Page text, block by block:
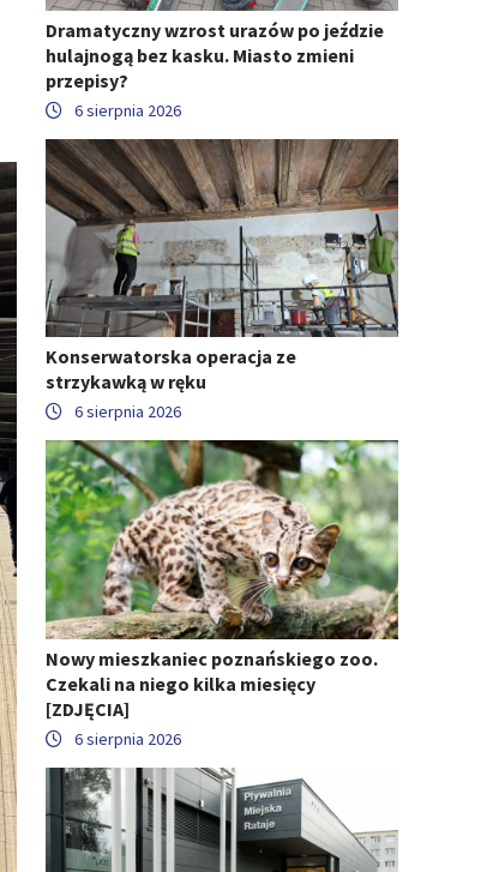
Dramatyczny wzrost urazów po jeździe
hulajnogą bez kasku. Miasto zmieni
przepisy?
6 sierpnia 2026
Konserwatorska operacja ze
strzykawką w ręku
6 sierpnia 2026
Nowy mieszkaniec poznańskiego zoo.
Czekali na niego kilka miesięcy
[ZDJĘCIA]
6 sierpnia 2026